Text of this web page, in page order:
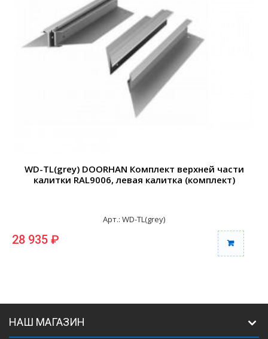
WD-TL(grey) DOORHAN Комплект верхней части
калитки RAL9006, левая калитка (комплект)
Арт.: WD-TL(grey)
28 935 ₽
НАШ МАГАЗИН